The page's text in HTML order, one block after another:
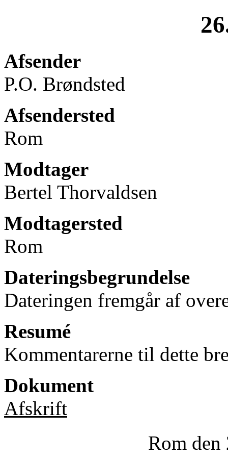
Afsender
P.O. Brøndsted
Afsendersted
Rom
Modtager
Bertel Thorvaldsen
Modtagersted
Rom
Dateringsbegrundelse
Dateringen fremgår af
Resumé
Kommentarerne til dette
Dokument
Afskrift
Rom den